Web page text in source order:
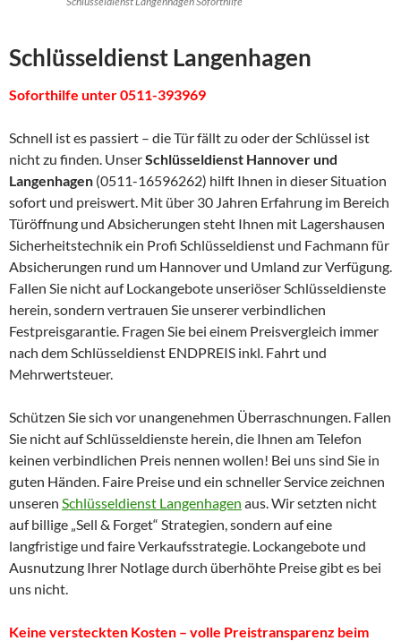
Schlüsseldienst Langenhagen
Soforthilfe unter 0511-393969
Schnell ist es passiert – die Tür fällt zu oder der Schlüssel ist
nicht zu finden. UnserSchlüsseldienst Hannover und
Langenhagen (0511-16596262) hilft Ihnen in dieser Situation
sofort und preiswert. Mit über 30 Jahren Erfahrung im Bereich
Türöffnung und Absicherungen steht Ihnen mit Lagershausen
Sicherheitstechnik ein Profi Schlüsseldienst und Fachmann für
Absicherungen rund um Hannover und Umland zur Verfügung.
Fallen Sie nicht auf Lockangebote unseriöser Schlüsseldienste
herein, sondern vertrauen Sie unserer verbindlichen
Festpreisgarantie. Fragen Sie bei einem Preisvergleich immer
nach dem Schlüsseldienst ENDPREIS inkl. Fahrt und
Mehrwertsteuer.
Schützen Sie sich vor unangenehmen Überraschnungen. Fallen
Sie nicht auf Schlüsseldienste herein, die Ihnen am Telefon
keinen verbindlichen Preis nennen wollen! Bei uns sind Sie in
guten Händen. Faire Preise und ein schneller Service zeichnen
unseren Schlüsseldienst Langenhagen aus. Wir setzten nicht
auf billige „Sell & Forget“ Strategien, sondern auf eine
langfristige und faire Verkaufsstrategie. Lockangebote und
Ausnutzung Ihrer Notlage durch überhöhte Preise gibt es bei
uns nicht.
Keine versteckten Kosten – volle Preistransparenz beim